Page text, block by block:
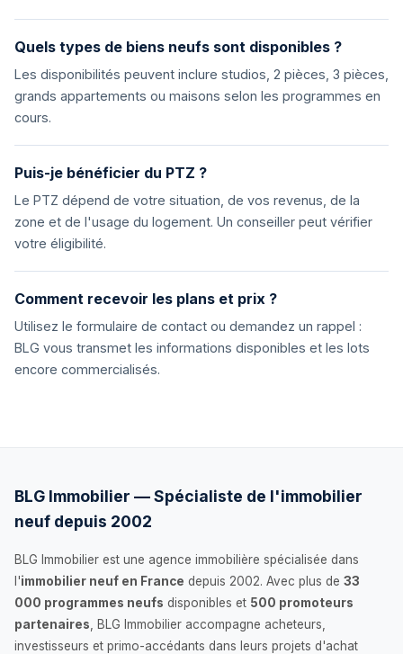
Quels types de biens neufs sont disponibles ?
Les disponibilités peuvent inclure studios, 2 pièces, 3 pièces,
grands appartements ou maisons selon les programmes en
cours.
Puis-je bénéficier du PTZ ?
Le PTZ dépend de votre situation, de vos revenus, de la
zone et de l'usage du logement. Un conseiller peut vérifier
votre éligibilité.
Comment recevoir les plans et prix ?
Utilisez le formulaire de contact ou demandez un rappel :
BLG vous transmet les informations disponibles et les lots
encore commercialisés.
BLG Immobilier — Spécialiste de l'immobilier
neuf depuis 2002
BLG Immobilier est une agence immobilière spécialisée dans
l'immobilier neuf en France depuis 2002. Avec plus de 33
000 programmes neufs disponibles et 500 promoteurs
partenaires , BLG Immobilier accompagne acheteurs,
investisseurs et primo-accédants dans leurs projets d'achat